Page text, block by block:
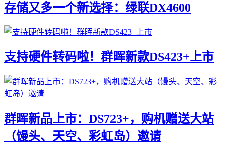
存储又多一个新选择：绿联DX4600
支持硬件转码啦！群晖新款DS423+上市
群晖新品上市：DS723+，购机赠送大站
（馒头、天空、彩虹岛）邀请